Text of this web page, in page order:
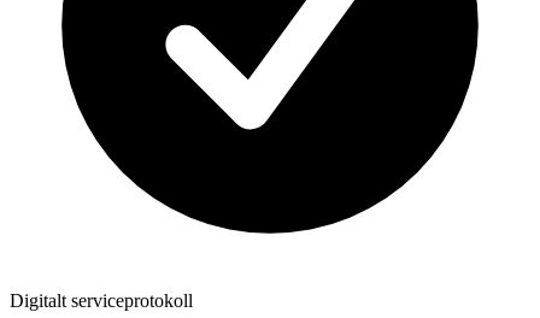
Digitalt serviceprotokoll